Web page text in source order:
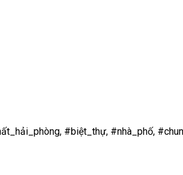
#biệt_thự, #nhà_phố,